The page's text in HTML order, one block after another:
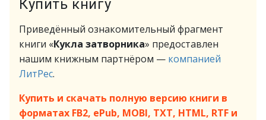
Купить книгу
Приведённый ознакомительный фрагмент
книги «Кукла затворника» предоставлен
нашим книжным партнёром — компанией
ЛитРес.
Купить и скачать полную версию книги в
форматах FB2, ePub, MOBI, TXT, HTML, RTF и